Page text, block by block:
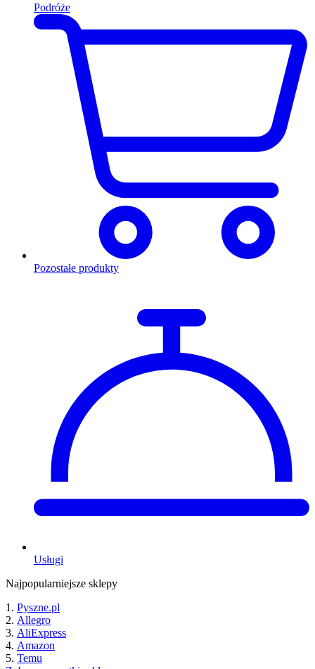
Podróże
Pozostałe produkty
Usługi
Najpopularniejsze sklepy
Pyszne.pl
Allegro
AliExpress
Amazon
Temu